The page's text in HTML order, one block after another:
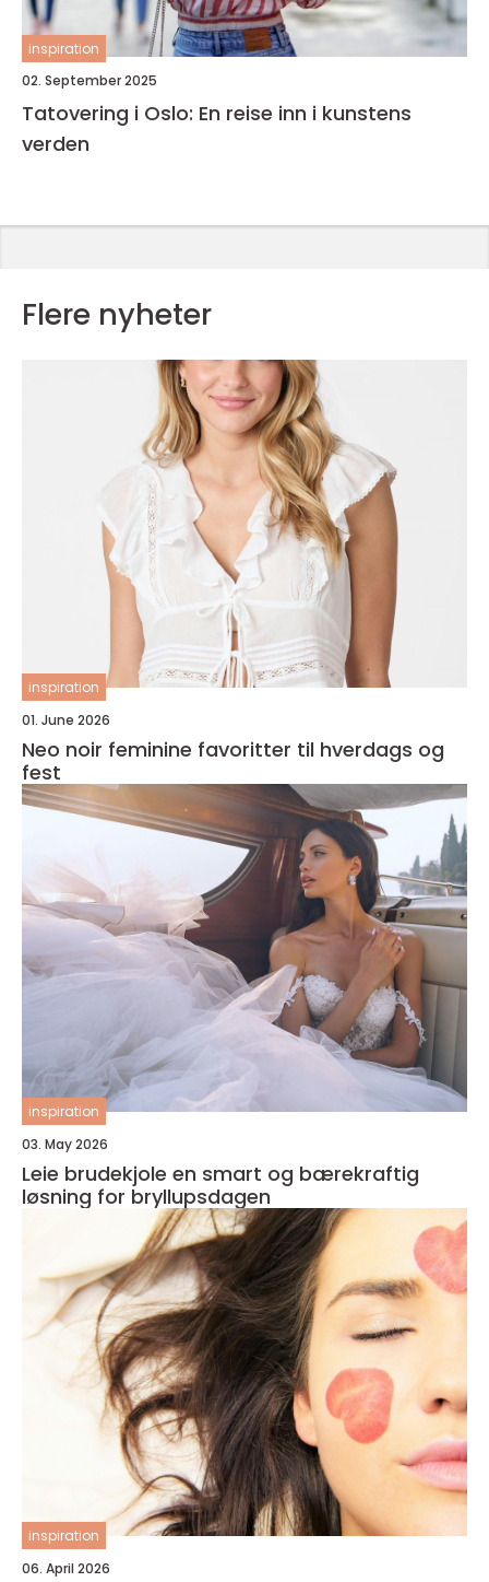
inspiration
02. September 2025
Tatovering i Oslo: En reise inn i kunstens
verden
Flere nyheter
inspiration
01. June 2026
Neo noir feminine favoritter til hverdags og
fest
inspiration
03. May 2026
Leie brudekjole en smart og bærekraftig
løsning for bryllupsdagen
inspiration
06. April 2026